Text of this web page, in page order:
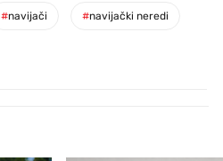
#navijači #navijački neredi